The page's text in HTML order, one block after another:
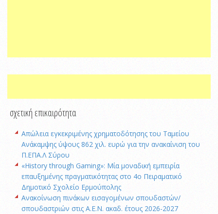
σχετική επικαιρότητα
Απώλεια εγκεκριμένης χρηματοδότησης του Ταμείου
Ανάκαμψης ύψους 862 χιλ. ευρώ για την ανακαίνιση του
Π.ΕΠΑ.Λ Σύρου
«History through Gaming»: Μία μοναδική εμπειρία
επαυξημένης πραγματικότητας στο 4ο Πειραματικό
Δημοτικό Σχολείο Ερμούπολης
Ανακοίνωση πινάκων εισαγομένων σπουδαστών/
σπουδαστριών στις Α.Ε.Ν. ακαδ. έτους 2026-2027